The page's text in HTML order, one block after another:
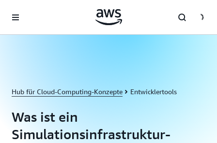
Überspringen zum Hauptinhalt
Hub für Cloud-Computing-Konzepte Entwicklertools
Was ist ein
Simulationsinfrastruktur-